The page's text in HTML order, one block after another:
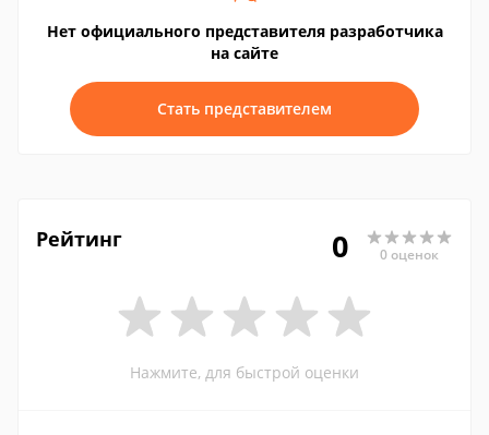
Нет официального представителя разработчика
на сайте
Стать представителем
Рейтинг 0 0 оценок
Нажмите, для быстрой оценки